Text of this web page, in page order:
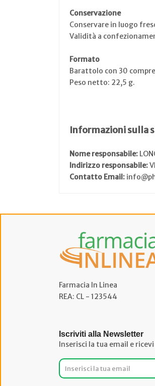
Conservazione
Conservare in luogo
Validità a
Formato
Barattolo con 30
Peso netto: 22,5 g.
Informazioni sulla
Nome responsabile:
Indirizzo responsabile:
Contatto Email:
Farmacia In Linea
REA: CL - 123544
Iscriviti alla Newsletter
Inserisci la tua email e